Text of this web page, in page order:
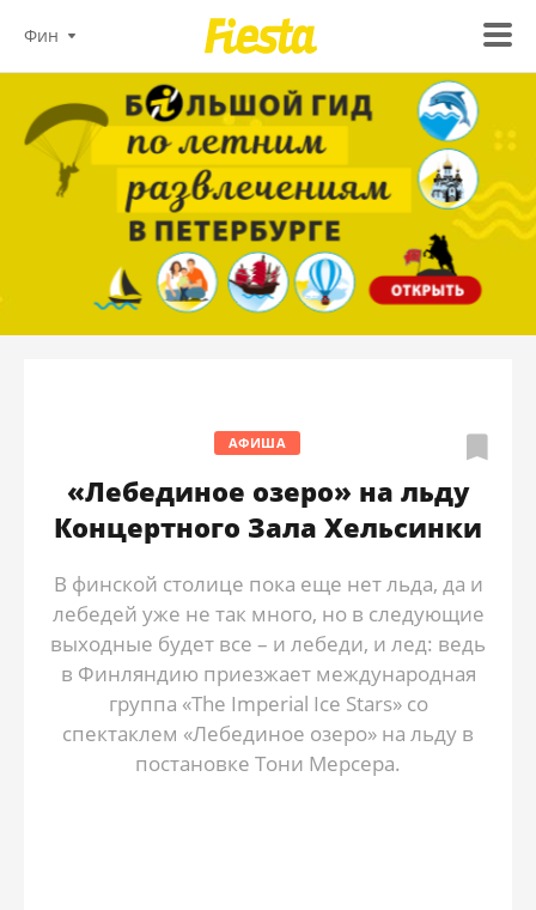
Фин
АФИША
«Лебединое озеро» на льду
Концертного Зала Хельсинки
В финской столице пока еще нет льда, да и
лебедей уже не так много, но в следующие
выходные будет все – и лебеди, и лед: ведь
в Финляндию приезжает международная
группа «The Imperial Ice Stars» со
спектаклем «Лебединое озеро» на льду в
постановке Тони Мерсера.